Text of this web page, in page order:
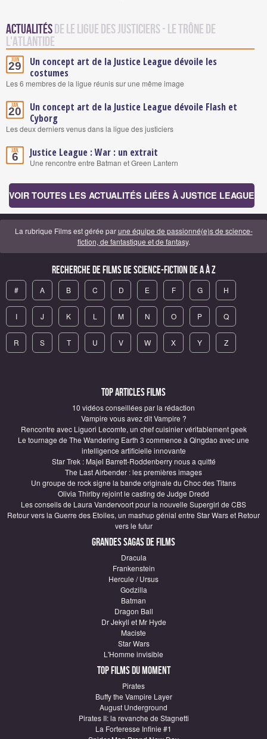
Actualités de Le Ligue des justiciers - Le Trône de
l'Atlantide
Juin
29
Un concept art de la Justice League dévoile les
costumes
Les 6 membres de la ligue réunis sur une même image
Jan.
20
Un concept art de la Justice League dévoile Flash et
Cyborg
Les deux derniers venus dans la ligue des justiciers
Jan.
6 Justice League : War : un extrait
Une rencontre entre Batman et Green Lantern
VOIR TOUTES LES ACTUALITÉS LIÉES À JUSTICE LEAGUE
La rubrique Films est gérée parune équipe de passionné(e)s de science-
fiction, de fantastique et de fantasy.
Recherche de Films de science-fiction de A à Z
# A B C D E F G H
I J K L M N O P Q
R S T U V W X Y Z
Top articles Films
10 vidéos conseillées par la rédaction
Vampire vous avez dit Vampire ?
Rencontre avec Liguori Lecomte, un chef cuisinier véritablement geek
Le tournage de The Wandering Earth 3 commence à Qingdao avec une
intelligence artificielle innovante
Star Trek : Majel Barrett-Roddenberry nous a quitté
The Last Airbender : les premières images
Un groupe de rock signe la bande originale du Choc des Titans
Olivia Thirlby rejoint le casting de Judge Dredd
Les conseils de Laura Vandervoort pour la nouvelle Supergirl de CBS
Retour vers la Guerre des Etoiles, un mashup génial entre Star Wars et Retour
vers le futur
Grandes sagas de Films
Dracula
Frankenstein
Hercule / Ursus
Godzilla
Batman
Dragon Ball
Dr Jekyll et Mr Hyde
Maciste
Star Wars
L'Homme invisible
Top Films du moment
Pirates
Buffy the Vampire Layer
August Underground
Pirates II: la revanche de Stagnetti
La Forteresse Infinie #1